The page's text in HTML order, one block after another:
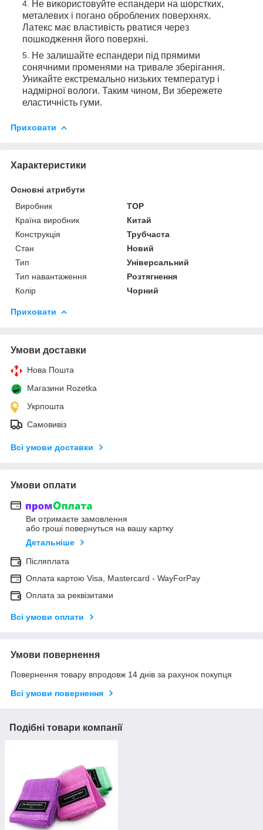
Не використовуйте еспандери на шорстких,
металевих і погано оброблених поверхнях.
Латекс має властивість рватися через
пошкодження його поверхні.
Не залишайте еспандери під прямими
сонячними променями на тривале зберігання.
Уникайте екстремально низьких температур і
надмірної вологи. Таким чином, Ви збережете
еластичність гуми.
Приховати
Характеристики
Основні атрибути
Виробник
TOP
Країна виробник
Китай
Конструкція
Трубчаста
Стан
Новий
Тип
Універсальний
Тип навантаження
Розтягнення
Колір
Чорний
Приховати
Умови доставки
Нова Пошта
Магазини Rozetka
Укрпошта
Самовивіз
Всі умови доставки
Умови оплати
Ви отримаєте замовлення
або гроші повернуться на вашу картку
Детальніше
Післяплата
Оплата картою Visa, Mastercard - WayForPay
Оплата за реквізитами
Всі умови оплати
Умови повернення
Повернення товару впродовж 14 днів за рахунок покупця
Всі умови повернення
Подібні товари компанії